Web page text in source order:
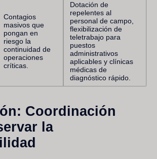
Contagios
masivos que
pongan en
riesgo la
continuidad de
operaciones
críticas.
Dotación de
repelentes al
personal de campo,
flexibilización de
teletrabajo para
puestos
administrativos
aplicables y clínicas
médicas de
diagnóstico rápido.
Coordinación
la